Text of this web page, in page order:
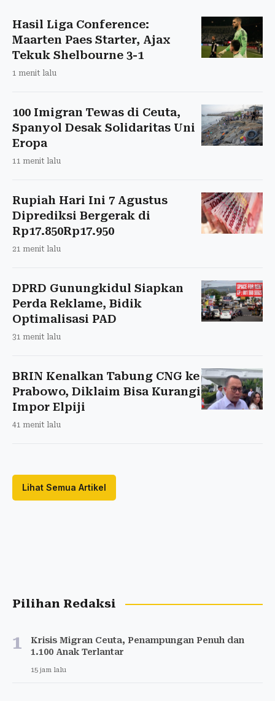
Hasil Liga Conference:
Maarten Paes Starter, Ajax
Tekuk Shelbourne 3-1
1 menit lalu
100 Imigran Tewas di Ceuta,
Spanyol Desak Solidaritas Uni
Eropa
11 menit lalu
Rupiah Hari Ini 7 Agustus
Diprediksi Bergerak di
Rp17.850Rp17.950
21 menit lalu
DPRD Gunungkidul Siapkan
Perda Reklame, Bidik
Optimalisasi PAD
31 menit lalu
BRIN Kenalkan Tabung CNG ke
Prabowo, Diklaim Bisa Kurangi
Impor Elpiji
41 menit lalu
Lihat Semua Artikel
Pilihan Redaksi
1
Krisis Migran Ceuta, Penampungan Penuh dan
1.100 Anak Terlantar
15 jam lalu